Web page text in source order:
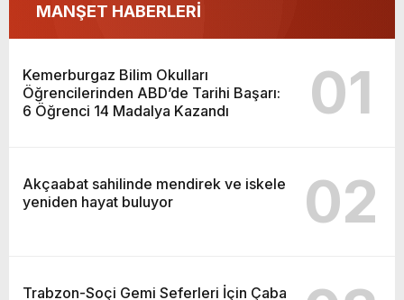
MANŞET HABERLERİ
Kemerburgaz Bilim Okulları
Öğrencilerinden ABD’de Tarihi Başarı:
6 Öğrenci 14 Madalya Kazandı
01
Akçaabat sahilinde mendirek ve iskele
yeniden hayat buluyor
02
Trabzon-Soçi Gemi Seferleri İçin Çaba